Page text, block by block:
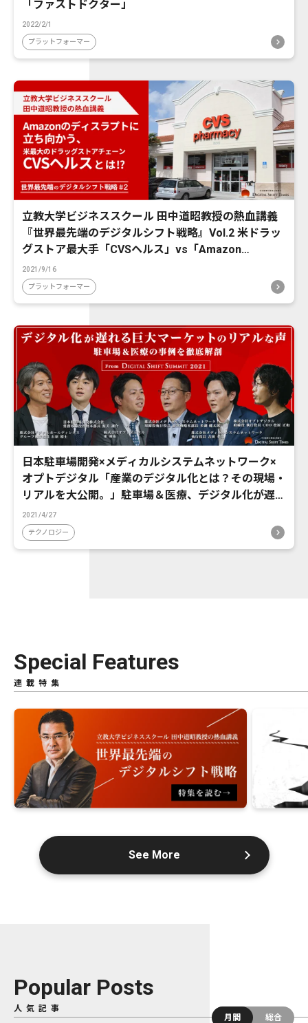
「ファストドクター」
2022/2/1
プラットフォーマー
立教大学ビジネススクール 田中道昭教授の熱血講義
『世界最先端のデジタルシフト戦略』Vol.2 米ドラッ
グストア最大手「CVSヘルス」vs「Amazon
Pharmacy」。米薬局DX最新事情から、日本の薬局
業界は何を学ぶべきか
2021/9/16
プラットフォーマー
日本駐車場開発×メディカルシステムネットワーク×
オプトデジタル「産業のデジタル化とは？その現場・
リアルを大公開。」駐車場＆医療、デジタル化が遅れ
る巨大マーケットのデジタルシフト事例を徹底解
剖！
2021/4/27
テクノロジー
Special Features
連載特集
See More
Popular Posts
人気記事
月間
総合